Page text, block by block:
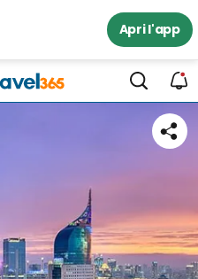
Apri l'app